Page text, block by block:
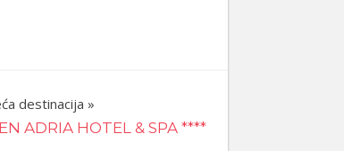
destinacija
ADRIA HOTEL & SPA ****